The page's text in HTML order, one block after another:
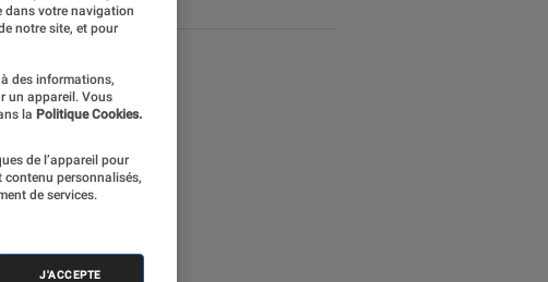
dans votre navigation
notre site, et pour
des informations,
un appareil. Vous
la Politique Cookies.
de l’appareil pour
contenu personnalisés,
de services.
J'ACCEPTE